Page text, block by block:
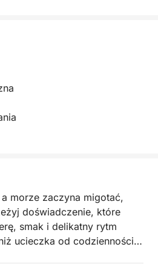
morze zaczyna migotać,
doświadczenie, które
smak i delikatny rytm
ucieczka od codzienności: